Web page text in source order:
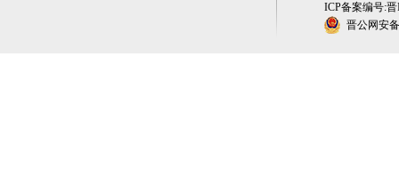
ICP备案编号:晋
晋公网安